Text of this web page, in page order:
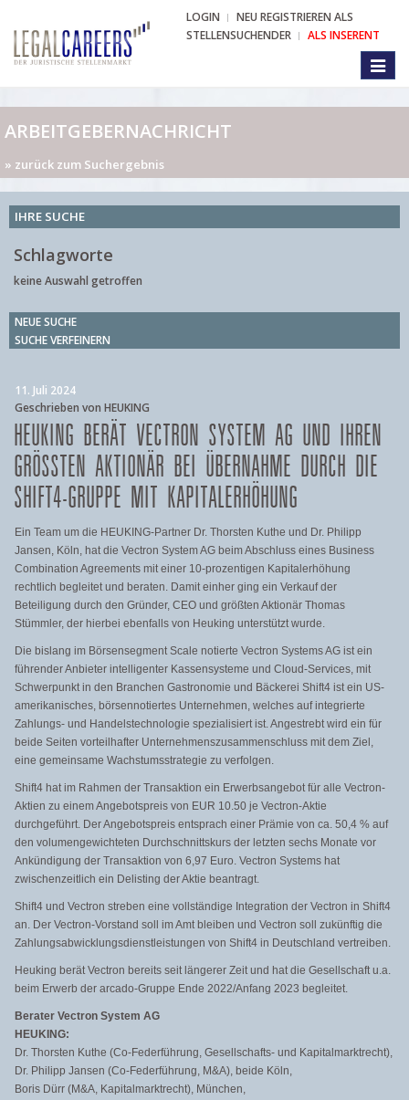
LOGIN
NEU REGISTRIEREN ALS
STELLENSUCHENDER
ALS INSERENT
ARBEITGEBERNACHRICHT
» zurück zum Suchergebnis
IHRE SUCHE
Schlagworte
keine Auswahl getroffen
NEUE SUCHE
SUCHE VERFEINERN
11. Juli 2024
Geschrieben von HEUKING
HEUKING BERÄT VECTRON SYSTEM AG UND IHREN
GRÖSSTEN AKTIONÄR BEI ÜBERNAHME DURCH DIE S
HIFT4-GRUPPE MIT KAPITALERHÖHUNG
Ein Team um die HEUKING-Partner Dr. Thorsten Kuthe und Dr. Philipp
Jansen, Köln, hat die Vectron System AG beim Abschluss eines Business
Combination Agreements mit einer 10-prozentigen Kapitalerhöhung
rechtlich begleitet und beraten. Damit einher ging ein Verkauf der
Beteiligung durch den Gründer, CEO und größten Aktionär Thomas
Stümmler, der hierbei ebenfalls von Heuking unterstützt wurde.
Die bislang im Börsensegment Scale notierte Vectron Systems AG ist ein
führender Anbieter intelligenter Kassensysteme und Cloud-Services, mit
Schwerpunkt in den Branchen Gastronomie und Bäckerei Shift4 ist ein US-
amerikanisches, börsennotiertes Unternehmen, welches auf integrierte
Zahlungs- und Handelstechnologie spezialisiert ist. Angestrebt wird ein für
beide Seiten vorteilhafter Unternehmenszusammenschluss mit dem Ziel,
eine gemeinsame Wachstumsstrategie zu verfolgen.
Shift4 hat im Rahmen der Transaktion ein Erwerbsangebot für alle Vectron-
Aktien zu einem Angebotspreis von EUR 10.50 je Vectron-Aktie
durchgeführt. Der Angebotspreis entsprach einer Prämie von ca. 50,4 % auf
den volumengewichteten Durchschnittskurs der letzten sechs Monate vor
Ankündigung der Transaktion von 6,97 Euro. Vectron Systems hat
zwischenzeitlich ein Delisting der Aktie beantragt.
Shift4 und Vectron streben eine vollständige Integration der Vectron in Shift4
an. Der Vectron-Vorstand soll im Amt bleiben und Vectron soll zukünftig die
Zahlungsabwicklungsdienstleistungen von Shift4 in Deutschland vertreiben.
Heuking berät Vectron bereits seit längerer Zeit und hat die Gesellschaft u.a.
beim Erwerb der arcado-Gruppe Ende 2022/Anfang 2023 begleitet.
Berater Vectron System AG
HEUKING:
Dr. Thorsten Kuthe (Co-Federführung, Gesellschafts- und Kapitalmarktrecht),
Dr. Philipp Jansen (Co-Federführung, M&A), beide Köln,
Boris Dürr (M&A, Kapitalmarktrecht), München,